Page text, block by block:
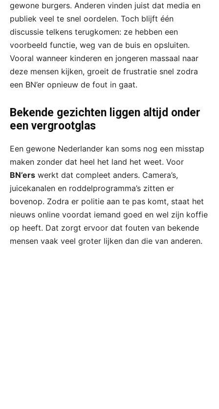
gewone burgers. Anderen vinden juist dat media en
publiek veel te snel oordelen. Toch blijft één
discussie telkens terugkomen: ze hebben een
voorbeeld functie, weg van de buis en opsluiten.
Vooral wanneer kinderen en jongeren massaal naar
deze mensen kijken, groeit de frustratie snel zodra
een BN’er opnieuw de fout in gaat.
Bekende gezichten liggen altijd onder
een vergrootglas
Een gewone Nederlander kan soms nog een misstap
maken zonder dat heel het land het weet. Voor
BN’ers werkt dat compleet anders. Camera’s,
juicekanalen en roddelprogramma’s zitten er
bovenop. Zodra er politie aan te pas komt, staat het
nieuws online voordat iemand goed en wel zijn koffie
op heeft. Dat zorgt ervoor dat fouten van bekende
mensen vaak veel groter lijken dan die van anderen.